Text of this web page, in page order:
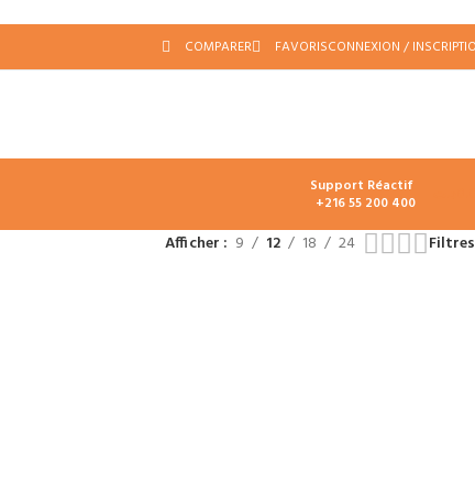
COMPARER FAVORISCONNEXION /
Support Réactif
+216 55 200 400
Afficher 9 12 18 24 Filtres